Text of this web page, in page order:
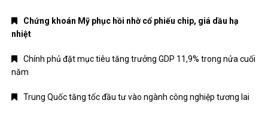
Chứng khoán Mỹ phục hồi nhờ cổ phiếu chip, giá dầu hạ
nhiệt
Chính phủ đặt mục tiêu tăng trưởng GDP 11,9% trong nửa cuối
năm
Trung Quốc tăng tốc đầu tư vào ngành công nghiệp tương lai